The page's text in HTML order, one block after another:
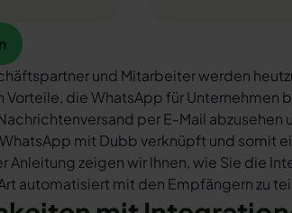
und Mitarbeiter werden
die WhatsApp für Unternehmen
per E-Mail abzusehen
mit Dubb verknüpft und somit
zeigen wir Ihnen, wie Sie die
automatisiert mit den Empfängern zu